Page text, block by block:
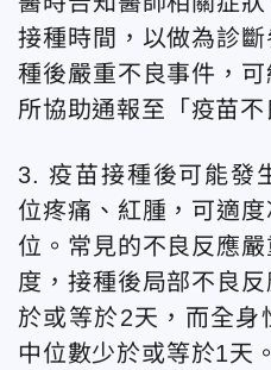
接種時間，以做為診
種後嚴重不良事件，
所協助通報至「疫苗不
3. 疫苗接種後可能發
位疼痛、紅腫，可適
位。常見的不良反應
度，接種後局部不良
於或等於2天，而全身
中位數少於或等於1天。